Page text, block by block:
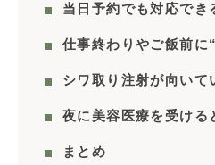
当日予約でも対応でき
仕事終わりやご飯前に
シワ取り注射が向いて
夜に美容医療を受ける
まとめ